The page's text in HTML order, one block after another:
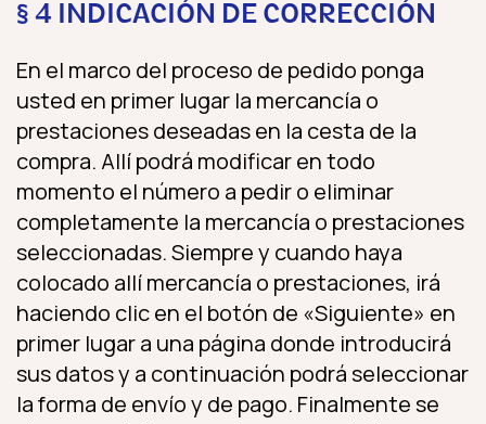
§ 4 INDICACIÓN DE CORRECCIÓN
En el marco del proceso de pedido ponga
usted en primer lugar la mercancía o
prestaciones deseadas en la cesta de la
compra. Allí podrá modificar en todo
momento el número a pedir o eliminar
completamente la mercancía o prestaciones
seleccionadas. Siempre y cuando haya
colocado allí mercancía o prestaciones, irá
haciendo clic en el botón de «Siguiente» en
primer lugar a una página donde introducirá
sus datos y a continuación podrá seleccionar
la forma de envío y de pago. Finalmente se